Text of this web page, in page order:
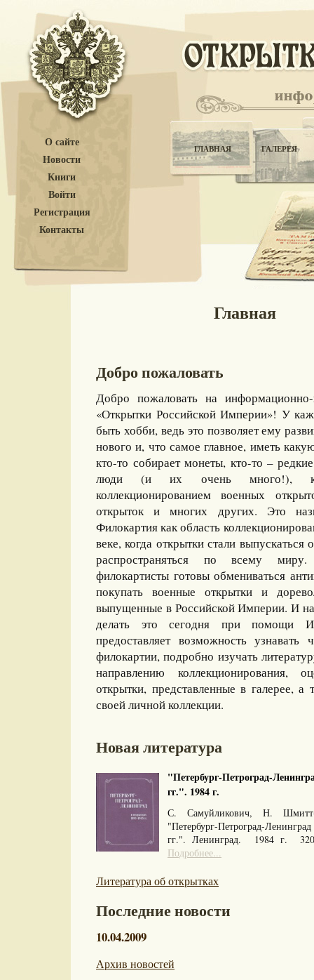
О сайте
Новости
Книги
Войти
Регистрация
Контакты
ГЛАВНАЯ ГАЛЕРЕЯ
Главная
Добро пожаловать
Добро пожаловать на информационно-
«Открытки Российской Империи»! У
быть хобби, ведь это позволяет ему
нового и, что самое главное, иметь
кто-то собирает монеты, кто-то –
люди (и их очень много!),
коллекционированием военных
открыток и многих других. Это
Филокартия как область
веке, когда открытки стали
распространяться по всему
филокартисты готовы обмениваться
покупать военные открытки и
выпущенные в Российской Империи. И
делать это сегодня при помощи
предоставляет возможность
филокартии, подробно изучать
направлению коллекционирования,
открытки, представленные в галерее, а
своей личной коллекции.
Новая литература
"Петербург-Петроград-
гг.". 1984 г.
С. Самуйликович, Н.
"Петербург-Петроград-
гг.". Ленинград. 1984 г.
Подробнее...
Литература об открытках
Последние новости
10.04.2009
Архив новостей